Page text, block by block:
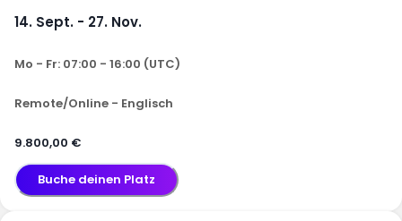
14. Sept. - 27. Nov.
Mo - Fr: 07:00 - 16:00 (UTC)
Remote/Online - Englisch
9.800,00 €
Buche deinen Platz